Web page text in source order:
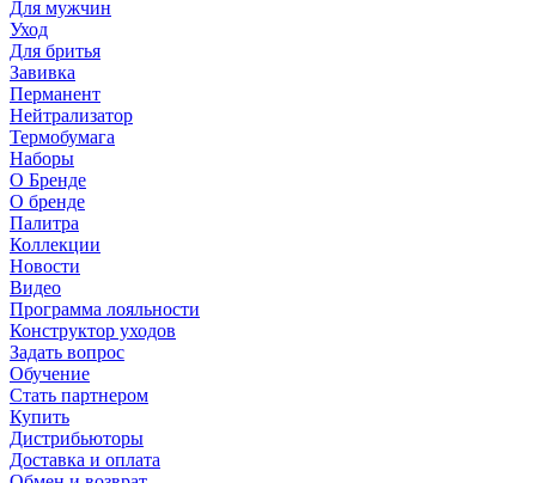
Для мужчин
Уход
Для бритья
Завивка
Перманент
Нейтрализатор
Термобумага
Наборы
О Бренде
О бренде
Палитра
Коллекции
Новости
Видео
Программа лояльности
Конструктор уходов
Задать вопрос
Обучение
Стать партнером
Купить
Дистрибьюторы
Доставка и оплата